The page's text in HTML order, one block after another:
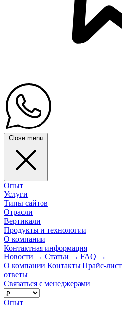
Close menu
Опыт
Услуги
Типы сайтов
Отрасли
Вертикали
Продукты и технологии
О компании
Контактная информация
Новости → Статьи → FAQ →
О компании Контакты Прайс-лист
ответы
Связаться с менеджерами
Опыт